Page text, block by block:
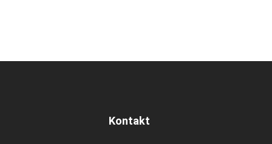
Kontakt